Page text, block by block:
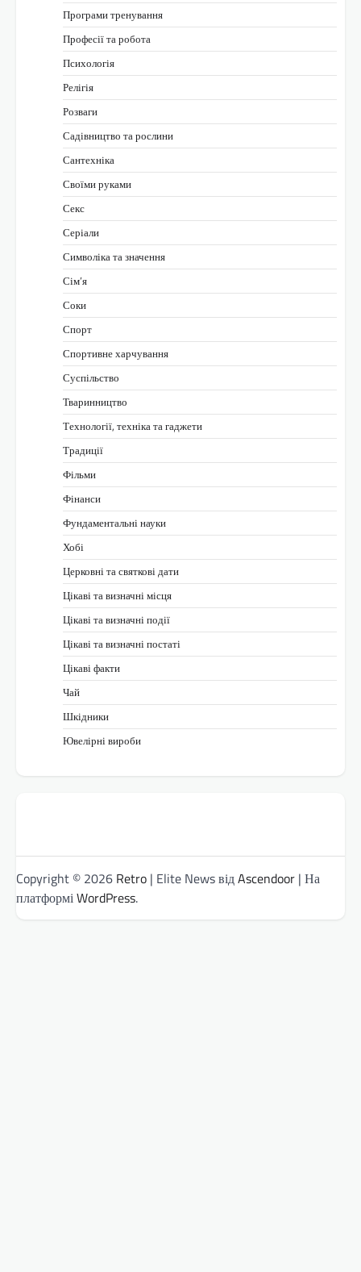
Програми тренування
Професії та робота
Психологія
Релігія
Розваги
Садівництво та рослини
Сантехніка
Своїми руками
Секс
Серіали
Символіка та значення
Сім’я
Соки
Спорт
Спортивне харчування
Суспільство
Тваринництво
Технології, техніка та гаджети
Традиції
Фільми
Фінанси
Фундаментальні науки
Хобі
Церковні та святкові дати
Цікаві та визначні місця
Цікаві та визначні події
Цікаві та визначні постаті
Цікаві факти
Чай
Шкідники
Ювелірні вироби
Copyright © 2026 Retro | Elite News відAscendoor | На
платформіWordPress.